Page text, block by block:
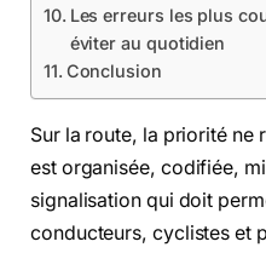
Les erreurs les plus
éviter au quotidien
Conclusion
Sur la route, la priorité ne
est organisée, codifiée,
signalisation qui doit
conducteurs, cyclistes et